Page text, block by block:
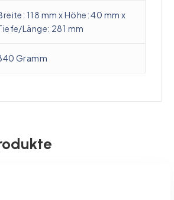
118 mm x Höhe: 40 mm x
Länge: 281 mm
Gramm